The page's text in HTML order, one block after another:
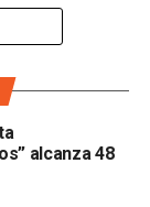
una
poniente de la
alcanza 48